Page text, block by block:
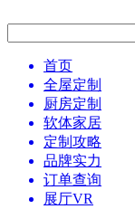
首页
全屋定制
厨房定制
软体家居
定制攻略
品牌实力
订单查询
展厅VR